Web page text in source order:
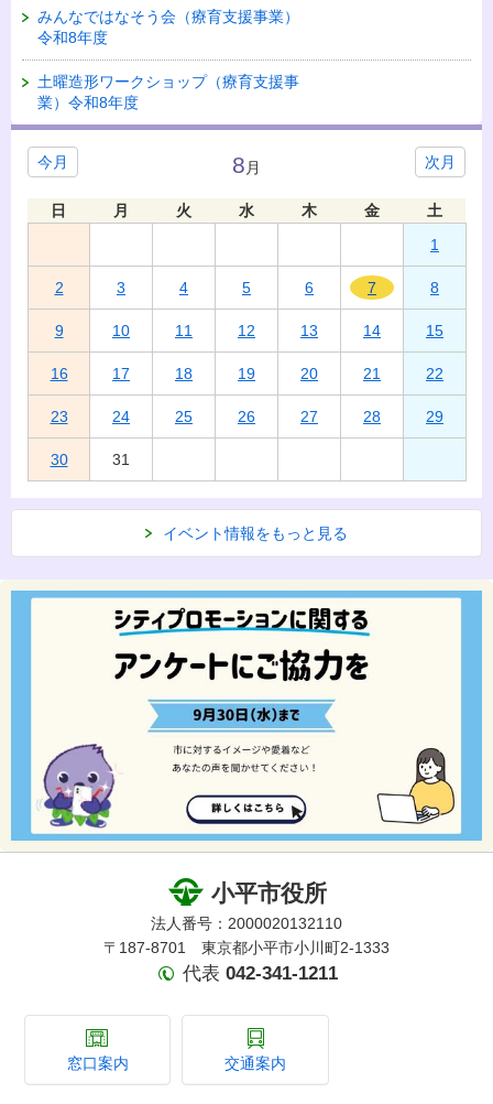
みんなではなそう会（療育支援事業）
令和8年度
土曜造形ワークショップ（療育支援事
業）令和8年度
今月 次月
8月
日 月 火 水 木 金
土
1
2 3 4 5 6 7 8
9 10 11 12 13 14 15
16 17 18 19 20 21 22
23 24 25 26 27 28 29
30 31
イベント情報をもっと見る
小平市役所
法人番号：2000020132110
〒187-8701 東京都小平市小川町2-1333
代表 042-341-1211
窓口案内 交通案内